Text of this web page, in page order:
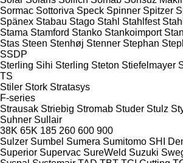
Sormac Sottoriva Speck Spinner Spitzer
Spänex Stabau Stago Stahl Stahlfest
Stama Stamford Stanko Stankoimport
Stas Steen Stenhøj Stenner Stephan
SSDP
Sterling Sihi Sterling Steton Stiefelmayer
TS
Stiler Stork Stratasys
F-series
Strausak Striebig Stromab Studer Stulz
Suhner Sullair
38K 65K 185 260 600 900
Sulzer Sumbel Sumera Sumitomo SHI
Superior Supervac SureWeld Suzuki